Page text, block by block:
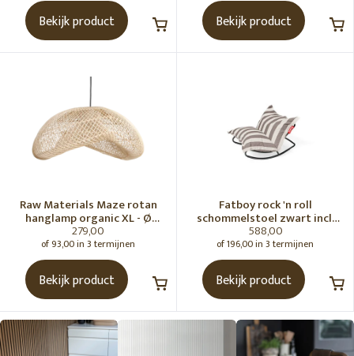
Bekijk product Bekijk product
Raw Materials Maze rotan
hanglamp organic XL - Ø
75x31 cm
279,00
of 93,00 in 3 termijnen
Bekijk product
Fatboy rock 'n roll
schommelstoel zwart incl.
original Outdoor zitzak
Stripe Cacao
588,00
of 196,00 in 3 termijnen
Bekijk product